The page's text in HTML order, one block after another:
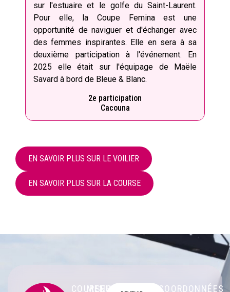
sur l'estuaire et le golfe du Saint-Laurent.
Pour elle, la Coupe Femina est une
opportunité de naviguer et d'échanger avec
des femmes inspirantes. Elle en sera à sa
deuxième participation à l'événement. En
2025 elle était sur l'équipage de Maële
Savard à bord de Bleue & Blanc.
2e participation
Cacouna
EN SAVOIR PLUS SUR LE VOILIER
EN SAVOIR PLUS SUR LA COURSE
COURSES
MENU
COORDONNÉES